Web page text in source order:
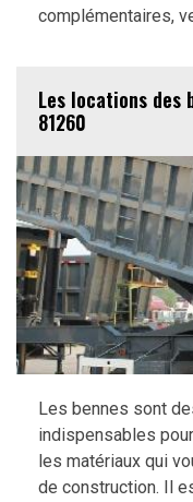
complémentaires,
Les locations des
81260
Les bennes sont
indispensables
les matériaux qui
de construction. Il